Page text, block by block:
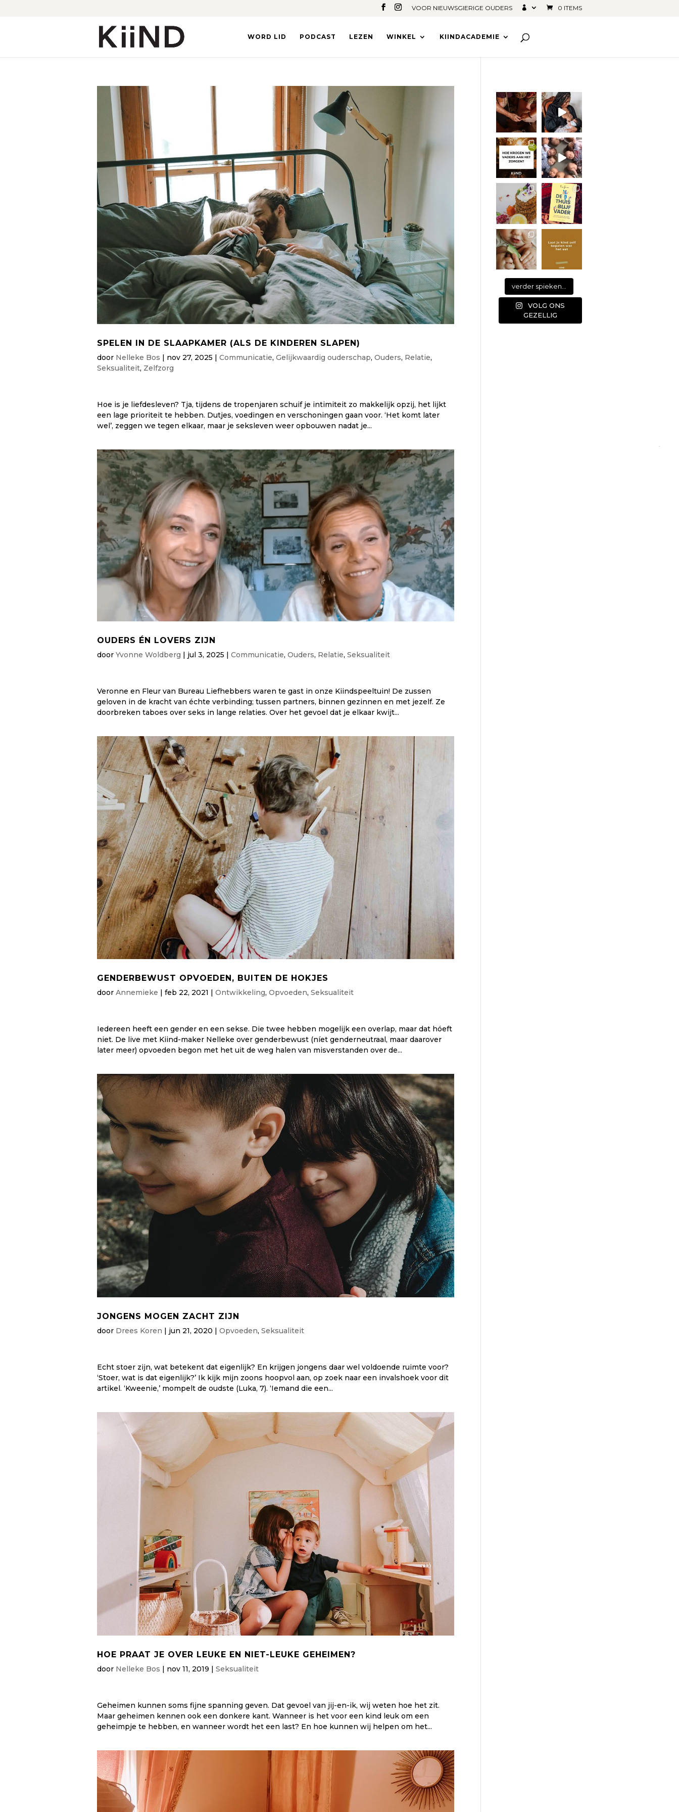
VOOR NIEUWSGIERIGE OUDERS 0 ITEMS
WORD LID PODCAST LEZEN WINKEL KIINDACADEMIE
SPELEN IN DE SLAAPKAMER (ALS DE KINDEREN SLAPEN)
door Nelleke Bos | nov 27, 2025 | Communicatie, Gelijkwaardig ouderschap, Ouders, Relatie,
Seksualiteit, Zelfzorg
Hoe is je liefdesleven? Tja, tijdens de tropenjaren schuif je intimiteit zo makkelijk opzij, het lijkt
een lage prioriteit te hebben. Dutjes, voedingen en verschoningen gaan voor. ‘Het komt later
wel’, zeggen we tegen elkaar, maar je seksleven weer opbouwen nadat je...
OUDERS ÉN LOVERS ZIJN
door Yvonne Woldberg | jul 3, 2025 | Communicatie, Ouders, Relatie, Seksualiteit
Veronne en Fleur van Bureau Liefhebbers waren te gast in onze Kiindspeeltuin! De zussen
geloven in de kracht van échte verbinding; tussen partners, binnen gezinnen en met jezelf. Ze
doorbreken taboes over seks in lange relaties. Over het gevoel dat je elkaar kwijt...
GENDERBEWUST OPVOEDEN, BUITEN DE HOKJES
door Annemieke feb 22, 2021 Ontwikkeling, Opvoeden, Seksualiteit
Iedereen heeft een gender en een sekse. Die twee hebben mogelijk een overlap, maar dat hóeft
niet. De live met Kiind-maker Nelleke over genderbewust (níet genderneutraal, maar daarover
later meer) opvoeden begon met het uit de weg halen van misverstanden over de...
JONGENS MOGEN ZACHT ZIJN
door Drees Koren | jun 21, 2020 | Opvoeden, Seksualiteit
Echt stoer zijn, wat betekent dat eigenlijk? En krijgen jongens daar wel voldoende ruimte voor?
‘Stoer, wat is dat eigenlijk?’ Ik kijk mijn zoons hoopvol aan, op zoek naar een invalshoek voor dit
artikel. ‘Kweenie,’ mompelt de oudste (Luka, 7). ‘Iemand die een...
HOE PRAAT JE OVER LEUKE EN NIET-LEUKE GEHEIMEN?
door Nelleke Bos | nov 11, 2019 | Seksualiteit
Geheimen kunnen soms fijne spanning geven. Dat gevoel van jij-en-ik, wij weten hoe het zit.
Maar geheimen kennen ook een donkere kant. Wanneer is het voor een kind leuk om een
geheimpje te hebben, en wanneer wordt het een last? En hoe kunnen wij helpen om het...
verder spieken...
VOLG ONS
GEZELLIG